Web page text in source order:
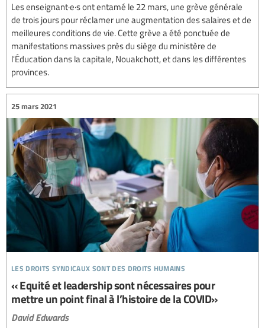
Les enseignant·e·s ont entamé le 22 mars, une grève générale
de trois jours pour réclamer une augmentation des salaires et de
meilleures conditions de vie. Cette grève a été ponctuée de
manifestations massives près du siège du ministère de
l'Éducation dans la capitale, Nouakchott, et dans les différentes
provinces.
les droits syndicaux sont des droits humains
25 mars 2021
« Equité et leadership sont nécessaires pour
mettre un point final à l’histoire de la COVID»
David Edwards